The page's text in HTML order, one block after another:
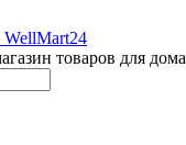
товаров для дома